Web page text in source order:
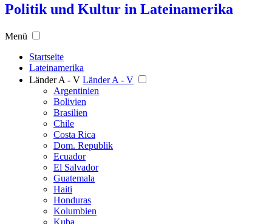
Politik und Kultur in Lateinamerika
Menü
Startseite
Lateinamerika
Länder A - V Länder A - V
Argentinien
Bolivien
Brasilien
Chile
Costa Rica
Dom. Republik
Ecuador
El Salvador
Guatemala
Haiti
Honduras
Kolumbien
Kuba